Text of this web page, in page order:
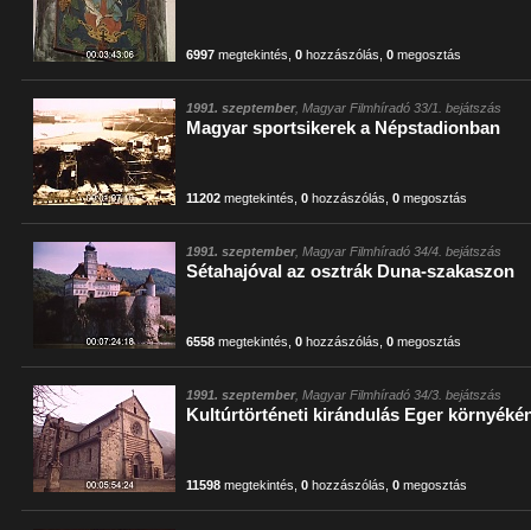
6997 megtekintés ,0 hozzászólás ,0 megosztás
1991. szeptember, Magyar Filmhíradó 33/1. bejátszás
Magyar sportsikerek a Népstadionban
11202 megtekintés ,0 hozzászólás ,0 megosztás
1991. szeptember, Magyar Filmhíradó 34/4. bejátszás
Sétahajóval az osztrák Duna-szakaszon
6558 megtekintés ,0 hozzászólás ,0 megosztás
1991. szeptember, Magyar Filmhíradó 34/3. bejátszás
Kultúrtörténeti kirándulás Eger
11598 megtekintés ,0 hozzászólás ,0 megosztás